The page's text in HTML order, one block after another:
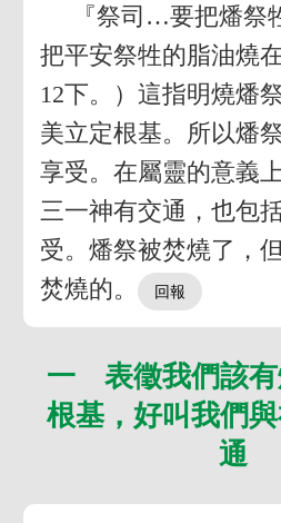
『祭司…要把燔祭
把平安祭牲的脂油燒
12下。）這指明燒燔
美立定根基。所以燔
享受。在屬靈的意義
三一神有交通，也包
受。燔祭被焚燒了，
焚燒的。
一 表徵我們該有
根基，好叫我們
通